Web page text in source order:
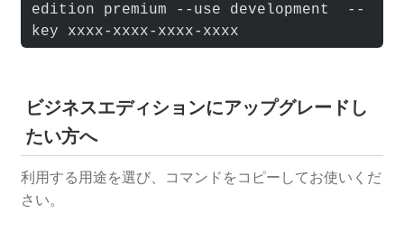
edition premium --use development  --
key xxxx-xxxx-xxxx-xxxx
ビジネスエディションにアップグレードし
たい方へ
利用する用途を選び、コマンドをコピーしてお使いくだ
さい。